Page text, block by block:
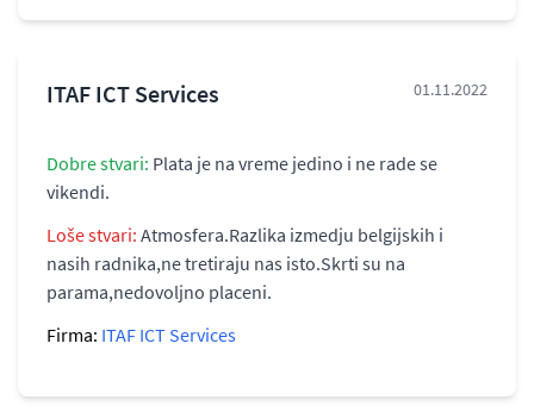
ITAF ICT Services 01.11.2022
Dobre stvari: Plata je na vreme jedino i ne rade se
vikendi.
Loše stvari: Atmosfera.Razlika izmedju belgijskih i
nasih radnika,ne tretiraju nas isto.Skrti su na
parama,nedovoljno placeni.
Firma: ITAF ICT Services